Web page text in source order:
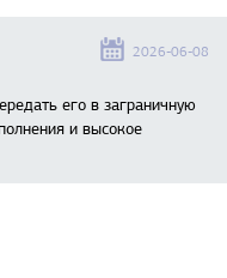
2026-06-08
его в заграничную
и высокое